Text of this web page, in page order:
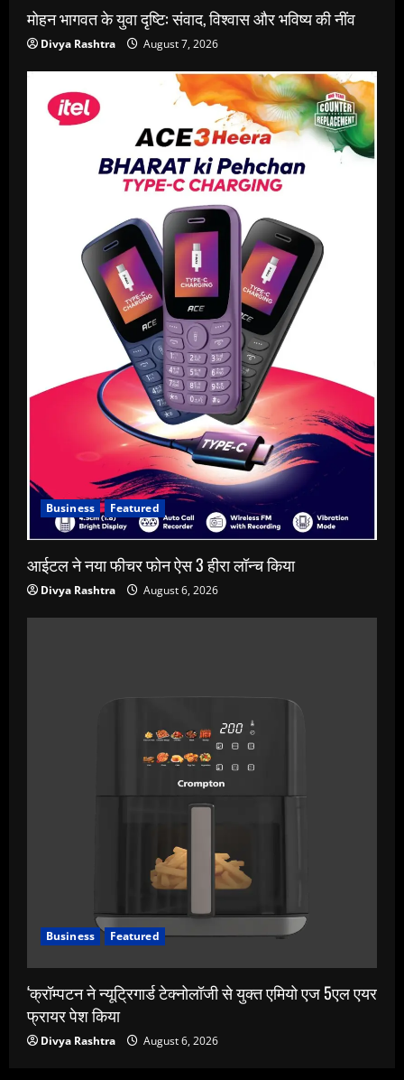
मोहन भागवत के युवा दृष्टि: संवाद, विश्वास और भविष्य की नींव
Divya Rashtra August 7, 2026
Business Featured
आईटल ने नया फीचर फोन ऐस 3 हीरा लॉन्च किया
Divya Rashtra August 6, 2026
Business Featured
‘क्रॉम्पटन ने न्यूट्रिगार्ड टेक्नोलॉजी से युक्त एमियो एज 5एल एयर
फ्रायर पेश किया
Divya Rashtra August 6, 2026